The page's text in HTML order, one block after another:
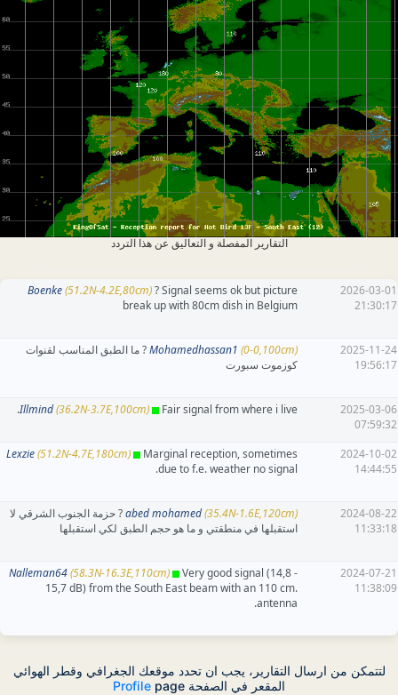
التقارير المفصلة و التعاليق عن هذا التردد
2026-03-01
21:30:17
Boenke(51.2N-4.2E,80cm)? Signal seems ok but picture
break up with 80cm dish in Belgium
2025-11-24
19:56:17
Mohamedhassan1 (0-0,100cm)
? ما الطبق المناسب لقنوات
كوزموت سبورت
2025-03-06
07:59:32
Illmind(36.2N-3.7E,100cm) Fair signal from where i live.
2024-10-02
14:44:55
Lexzie(51.2N-4.7E,180cm)
Marginal reception, sometimes
due to f.e. weather no signal.
2024-08-22
11:33:18
abed mohamed(35.4N-1.6E,120cm)
? حزمة الجنوب الشرقي لا
استقبلها في منطقتي و ما هو حجم الطبق لكي استقبلها
2024-07-21
11:38:09
Nalleman64(58.3N-16.3E,110cm)
Very good signal (14,8 -
15,7 dB) from the South East beam with an 110 cm.
antenna.
لتتمكن من ارسال التقارير، يجب ان تحدد موقعك الجغرافي وقطر الهوائي
المقعر في الصفحة
Profile page